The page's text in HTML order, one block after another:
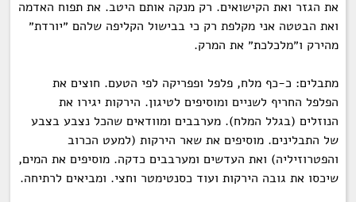
את הגזר ואת הקישואים. רק מנקה אותם היטב. את תפוח האדמה
ואת הבטטה אני מקלפת רק כי בבישול הקליפה שלהם ״יורדת״
מהירק ו״מלכלכת״ את המרק.
מתבלים: כ-כף מלח, פלפל ופפריקה לפי הטעם. חוצים את
הפלפל החריף לשניים ומוסיפים לטיגון. הירקות יגירו את
הנוזלים (בגלל המלח). מערבבים ומוודאים שהכל נצבע בצבע
של התבלינים. מוסיפים את שאר הירקות (למעט הכרוב
והפטרוזיליה) ואת העדשים ומערבבים כדקה. מוסיפים את המים,
שיכסו את גובה הירקות ועוד כסנטימטר וחצי. ומביאים לרתיחה.